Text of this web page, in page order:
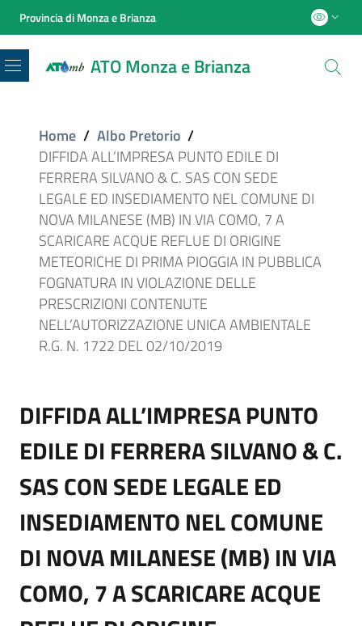
Provincia di Monza e Brianza
ATO Monza e Brianza
Menu
Home / Albo Pretorio /
DIFFIDA ALL’IMPRESA PUNTO EDILE DI
FERRERA SILVANO & C. SAS CON SEDE
LEGALE ED INSEDIAMENTO NEL COMUNE DI
NOVA MILANESE (MB) IN VIA COMO, 7 A
SCARICARE ACQUE REFLUE DI ORIGINE
METEORICHE DI PRIMA PIOGGIA IN PUBBLICA
FOGNATURA IN VIOLAZIONE DELLE
PRESCRIZIONI CONTENUTE
NELL’AUTORIZZAZIONE UNICA AMBIENTALE
R.G. N. 1722 DEL 02/10/2019
DIFFIDA ALL’IMPRESA PUNTO
EDILE DI FERRERA SILVANO & C.
SAS CON SEDE LEGALE ED
INSEDIAMENTO NEL COMUNE
DI NOVA MILANESE (MB) IN VIA
COMO, 7 A SCARICARE ACQUE